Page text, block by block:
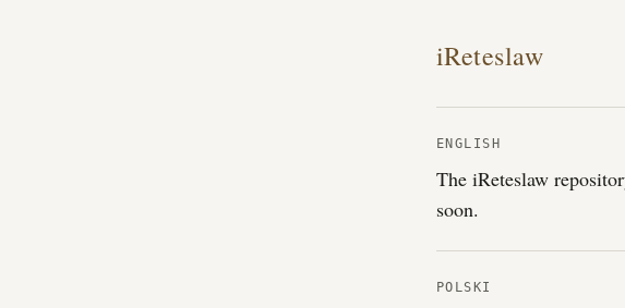
iReteslaw
ENGLISH
The iReteslaw
soon.
POLSKI